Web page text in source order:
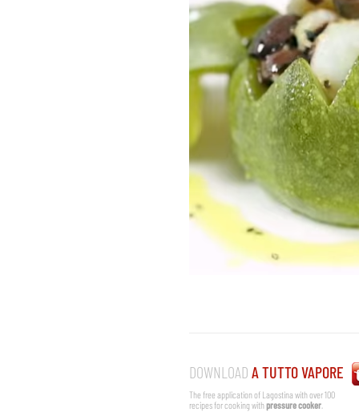
DOWNLOAD A TUTTO VAPORE
The free application of Lagostina with over 100
recipes for cooking withpressure cooker.